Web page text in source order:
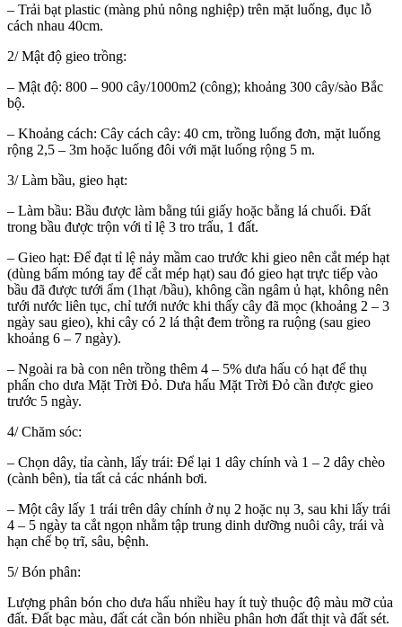
– Trải bạt plastic (màng phủ nông nghiệp) trên mặt luống, đục lỗ
cách nhau 40cm.
2/ Mật độ gieo trồng:
– Mật độ: 800 – 900 cây/1000m2 (công); khoảng 300 cây/sào Bắc
bộ.
– Khoảng cách: Cây cách cây: 40 cm, trồng luống đơn, mặt luống
rộng 2,5 – 3m hoặc luống đôi với mặt luống rộng 5 m.
3/ Làm bầu, gieo hạt:
– Làm bầu: Bầu được làm bằng túi giấy hoặc bằng lá chuối. Đất
trong bầu được trộn với tỉ lệ 3 tro trấu, 1 đất.
– Gieo hạt: Để đạt tỉ lệ nảy mầm cao trước khi gieo nên cắt mép hạt
(dùng bấm móng tay để cắt mép hạt) sau đó gieo hạt trực tiếp vào
bầu đã được tưới ẩm (1hạt /bầu), không cần ngâm ủ hạt, không nên
tưới nước liên tục, chỉ tưới nước khi thấy cây đã mọc (khoảng 2 – 3
ngày sau gieo), khi cây có 2 lá thật đem trồng ra ruộng (sau gieo
khoảng 6 – 7 ngày).
– Ngoài ra bà con nên trồng thêm 4 – 5% dưa hấu có hạt để thụ
phấn cho dưa Mặt Trời Đỏ. Dưa hấu Mặt Trời Đỏ cần được gieo
trước 5 ngày.
4/ Chăm sóc:
– Chọn dây, tỉa cành, lấy trái: Để lại 1 dây chính và 1 – 2 dây chèo
(cành bên), tỉa tất cả các nhánh bơi.
– Một cây lấy 1 trái trên dây chính ở nụ 2 hoặc nụ 3, sau khi lấy trái
4 – 5 ngày ta cắt ngọn nhằm tập trung dinh dưỡng nuôi cây, trái và
hạn chế bọ trĩ, sâu, bệnh.
5/ Bón phân:
Lượng phân bón cho dưa hấu nhiều hay ít tuỳ thuộc độ màu mỡ của
đất. Đất bạc màu, đất cát cần bón nhiều phân hơn đất thịt và đất sét.